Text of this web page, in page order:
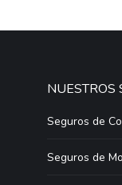
NUESTROS
Seguros de
Seguros de